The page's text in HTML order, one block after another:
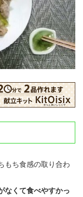
もち食感の取り合わ
なくて食べやすかっ